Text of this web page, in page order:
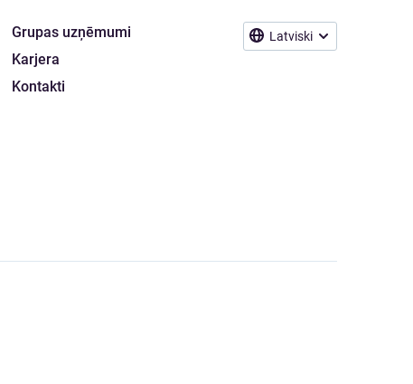
Latviski
Grupas uzņēmumi
Karjera
Kontakti